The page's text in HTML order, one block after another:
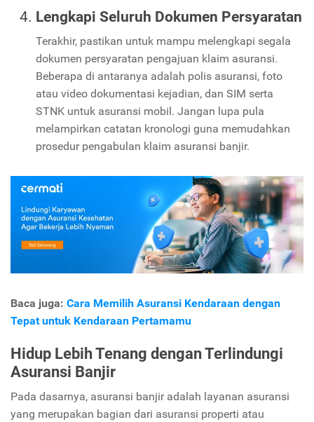
Lengkapi Seluruh Dokumen Persyaratan
Terakhir, pastikan untuk mampu melengkapi segala
dokumen persyaratan pengajuan klaim asuransi.
Beberapa di antaranya adalah polis asuransi, foto
atau video dokumentasi kejadian, dan SIM serta
STNK untuk asuransi mobil. Jangan lupa pula
melampirkan catatan kronologi guna memudahkan
prosedur pengabulan klaim asuransi banjir.
Baca juga: Cara Memilih Asuransi Kendaraan dengan
Tepat untuk Kendaraan Pertamamu
Hidup Lebih Tenang dengan Terlindungi
Asuransi Banjir
Pada dasarnya, asuransi banjir adalah layanan asuransi
yang merupakan bagian dari asuransi properti atau